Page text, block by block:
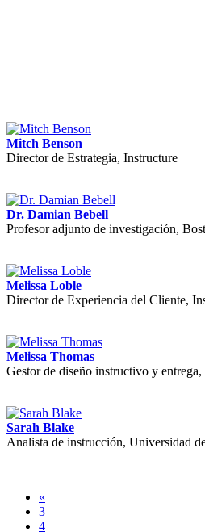
Mitch Benson
Director de Estrategia, Instructure
Dr. Damian Bebell
Profesor adjunto de investigación,
Melissa Loble
Director de Experiencia del Cliente,
Melissa Thomas
Gestor de diseño instructivo y
Sarah Blake
Analista de instrucción, Universidad
«
3
4